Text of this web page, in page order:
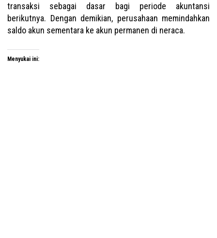
transaksi sebagai dasar bagi periode akuntansi
berikutnya. Dengan demikian, perusahaan memindahkan
saldo akun sementara ke akun permanen di neraca.
Menyukai ini: